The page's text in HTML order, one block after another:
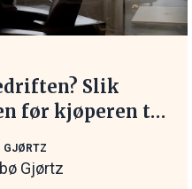
Slik
før kjøperen tar
GJØRTZ
Gjørtz